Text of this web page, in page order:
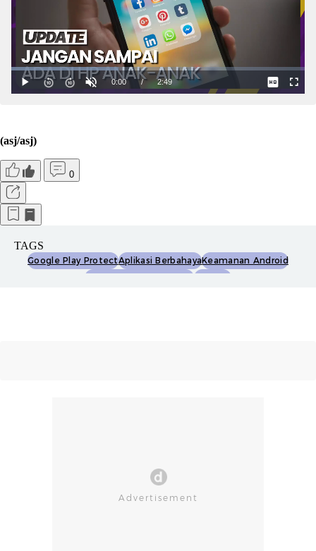
(asj/asj)
0
TAGS
Google Play ProtectAplikasi BerbahayaKeamanan Android